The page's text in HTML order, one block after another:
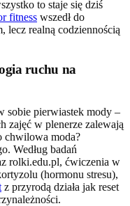
to staje się dziś
fitness wszedł do
lecz realną codziennością
ruchu na
sobie pierwiastek mody –
zajęć w plenerze zalewają
chwilowa moda?
Według badań
rolki.edu.pl, ćwiczenia w
(hormonu stresu),
z przyrodą działa jak reset